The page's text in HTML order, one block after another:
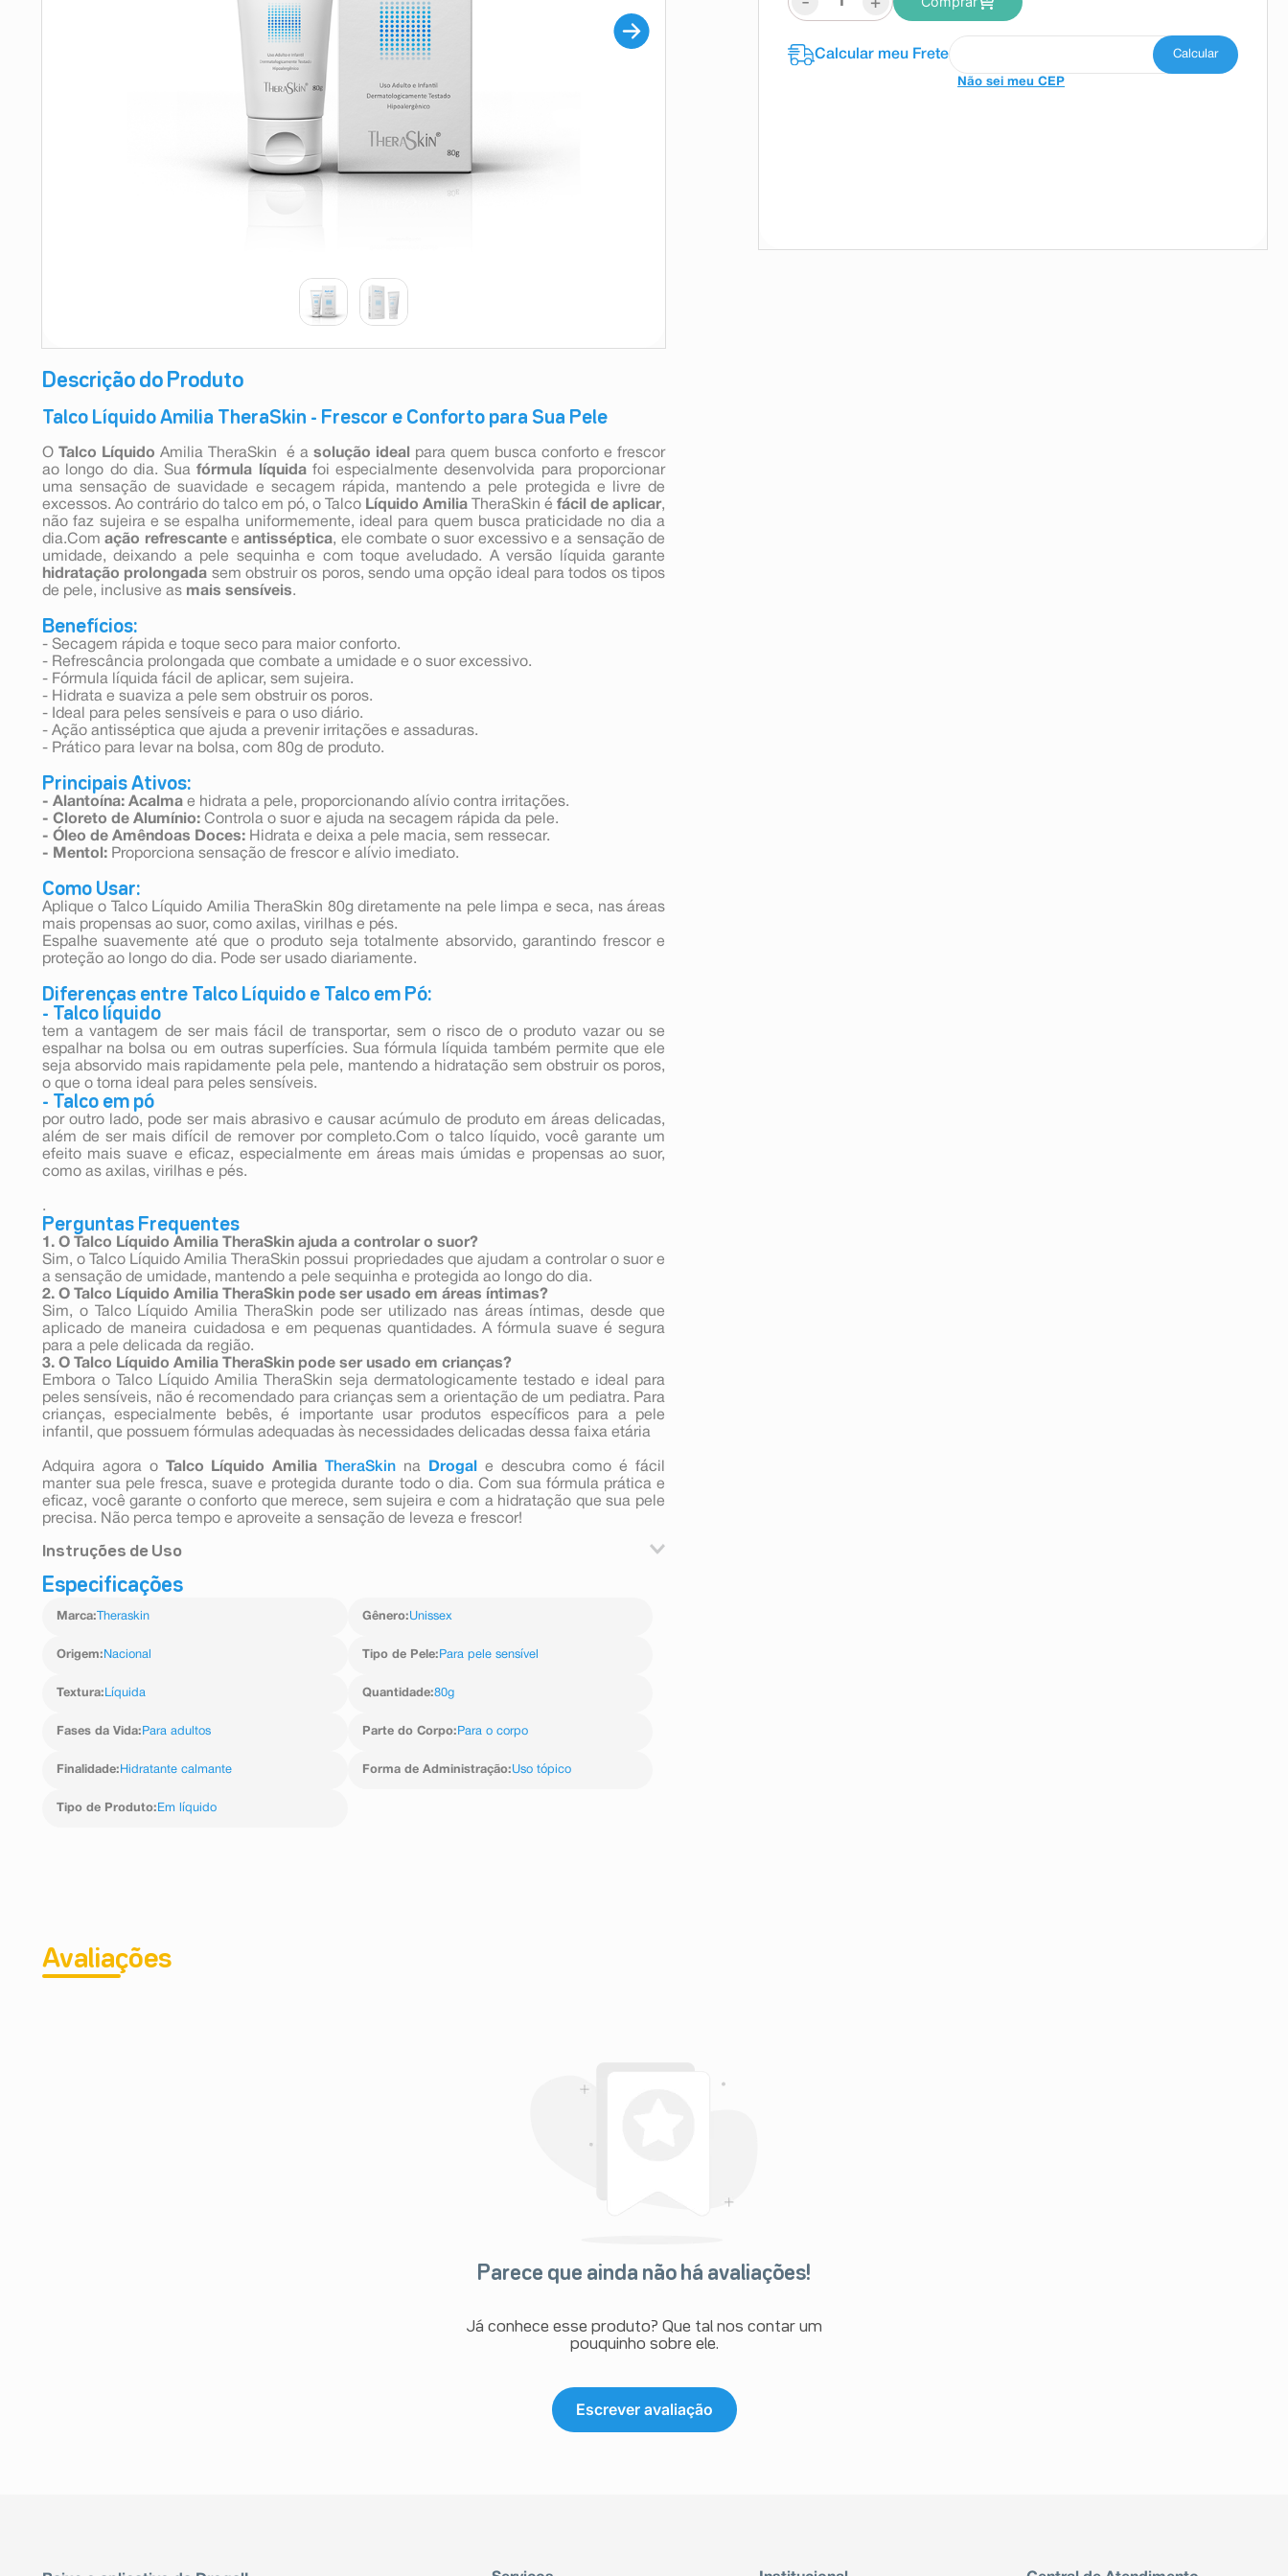
Descrição do Produto
Talco Líquido Amilia TheraSkin - Frescor e Conforto para Sua Pele
O Talco Líquido Amilia TheraSkin é a solução ideal
para quem busca conforto e frescor
ao longo do dia. Sua fórmula líquidafoi especialmente desenvolvida para proporcionar
uma sensação de suavidade e secagem rápida, mantendo a pele protegida e livre de
excessos. Ao contrário do talco em pó, o Talco Líquido Amilia TheraSkin é fácil de aplicar,
não faz sujeira e se espalha uniformemente, ideal para quem busca praticidade no dia a
dia.Comação refrescanteeantisséptica, ele combate o suor excessivo e a sensação de
umidade, deixando a pele sequinha e com toque aveludado. A versão líquida garante
hidratação prolongada sem obstruir os poros, sendo uma opção ideal para todos os tipos
de pele, inclusive as mais sensíveis.
Benefícios:
- Secagem rápida e toque seco para maior conforto.
- Refrescância prolongada que combate a umidade e o suor excessivo.
- Fórmula líquida fácil de aplicar, sem sujeira.
- Hidrata e suaviza a pele sem obstruir os poros.
- Ideal para peles sensíveis e para o uso diário.
- Ação antisséptica que ajuda a prevenir irritações e assaduras.
- Prático para levar na bolsa, com 80g de produto.
Principais Ativos:
- Alantoína: Acalma e hidrata a pele, proporcionando alívio contra irritações.
- Cloreto de Alumínio: Controla o suor e ajuda na secagem rápida da pele.
- Óleo de Amêndoas Doces: Hidrata e deixa a pele macia, sem ressecar.
- Mentol: Proporciona sensação de frescor e alívio imediato.
Como Usar:
Aplique o Talco Líquido Amilia TheraSkin 80g diretamente na pele limpa e seca, nas áreas
mais propensas ao suor, como axilas, virilhas e pés.
Espalhe suavemente até que o produto seja totalmente absorvido, garantindo frescor e
proteção ao longo do dia. Pode ser usado diariamente.
Diferenças entre Talco Líquido e Talco em Pó:
- Talco líquido
tem a vantagem de ser mais fácil de transportar, sem o risco de o produto vazar ou se
espalhar na bolsa ou em outras superfícies. Sua fórmula líquida também permite que ele
seja absorvido mais rapidamente pela pele, mantendo a hidratação sem obstruir os poros,
o que o torna ideal para peles sensíveis.
- Talco em pó
por outro lado, pode ser mais abrasivo e causar acúmulo de produto em áreas delicadas,
além de ser mais difícil de remover por completo.Com o talco líquido, você garante um
efeito mais suave e eficaz, especialmente em áreas mais úmidas e propensas ao suor,
como as axilas, virilhas e pés.
.
Perguntas Frequentes
1. O Talco Líquido Amilia TheraSkin ajuda a controlar o suor?
Sim, o Talco Líquido Amilia TheraSkin possui propriedades que ajudam a controlar o suor e
a sensação de umidade, mantendo a pele sequinha e protegida ao longo do dia.
2. O Talco Líquido Amilia TheraSkin pode ser usado em áreas íntimas?
Sim, o Talco Líquido Amilia TheraSkin pode ser utilizado nas áreas íntimas, desde que
aplicado de maneira cuidadosa e em pequenas quantidades. A fórmula suave é segura
para a pele delicada da região.
3. O Talco Líquido Amilia TheraSkin pode ser usado em crianças?
Embora o Talco Líquido Amilia TheraSkin seja dermatologicamente testado e ideal para
peles sensíveis, não é recomendado para crianças sem a orientação de um pediatra. Para
crianças, especialmente bebês, é importante usar produtos específicos para a pele
infantil, que possuem fórmulas adequadas às necessidades delicadas dessa faixa etária
Adquira agora o Talco Líquido Amilia TheraSkin na Drogal
e descubra como é fácil
manter sua pele fresca, suave e protegida durante todo o dia. Com sua fórmula prática e
eficaz, você garante o conforto que merece, sem sujeira e com a hidratação que sua pele
precisa. Não perca tempo e aproveite a sensação de leveza e frescor!
Instruções de Uso
Modo de Uso: Aplicar sobre a área desejada de 2 a 3 vezes ao dia, ou conforme
Especificações
Marca: Theraskin Gênero:Unissex
Origem: Nacional Tipo de Pele: Para pele sensível
Textura: Líquida Quantidade:80g
Fases da Vida: Para adultos Parte do Corpo: Para o corpo
Finalidade: Hidratante calmante Forma de Administração:Uso tópico
Tipo de Produto: Em líquido
Não sei meu CEP
Avaliações
Parece que ainda não há avaliações!
Já conhece esse produto? Que tal nos contar um
pouquinho sobre ele.
Escrever avaliação
esmalte
10ºabsorvente